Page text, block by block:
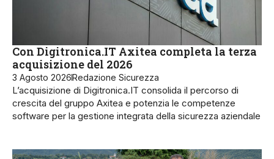
Con Digitronica.IT Axitea completa la terza
acquisizione del 2026
3 Agosto 2026Redazione Sicurezza
L’acquisizione di Digitronica.IT consolida il percorso di
crescita del gruppo Axitea e potenzia le competenze
software per la gestione integrata della sicurezza aziendale